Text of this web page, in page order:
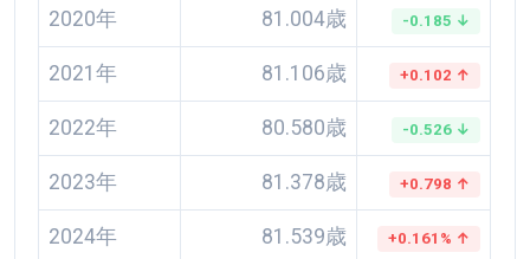
2020年 81.004歳 -0.185 ↓
2021年 81.106歳 +0.102 ↑
2022年 80.580歳 -0.526 ↓
2023年 81.378歳 +0.798 ↑
2024年 81.539歳 +0.161% ↑